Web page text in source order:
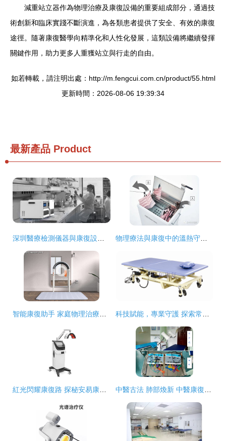
減重站立器作為物理治療及康復設備的重要組成部分，通過技
術創新和臨床實踐不斷演進，為各類患者提供了安全、有效的康復
途徑。隨著康復醫學向精準化和人性化發展，這類設備將繼續發揮
關鍵作用，助力更多人重獲站立與行走的自由。
如若轉載，請注明出處：http://m.fengcui.com.cn/product/55.html
更新時間：2026-08-06 19:39:34
最新產品 Product